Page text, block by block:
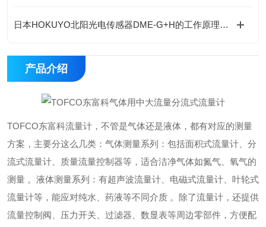
日本HOKUYO北阳光电传感器DME-G+H的工作原理是什么？
产品介绍
TOFCO东富科流量计，不管是气体还是液体，都有对应的测量
方案，主要分这么几类：气体测量系列：包括面积式流量计、分
流式流量计、质量流量控制器等，适合洁净气体如氮气、氧气的
测量 。液体测量系列：有超声波流量计、电磁式流量计、叶轮式
流量计等，能应对纯水、药液等不同介质 。除了流量计，还提供
流量控制阀、压力开关、过滤器、数显表等周边零部件，方便配